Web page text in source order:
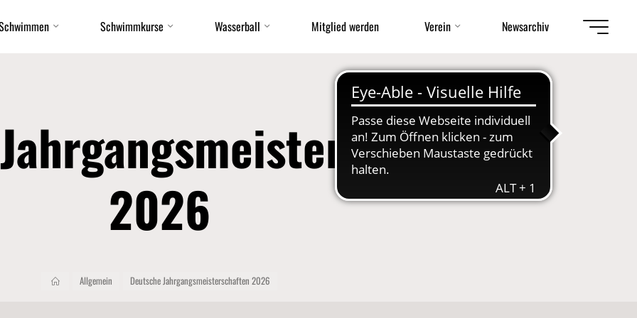
Schwimmkurse Wasserball Mitglied werden Verein Newsarchiv
2026
Allgemein Deutsche Jahrgangsmeisterschaften 2026